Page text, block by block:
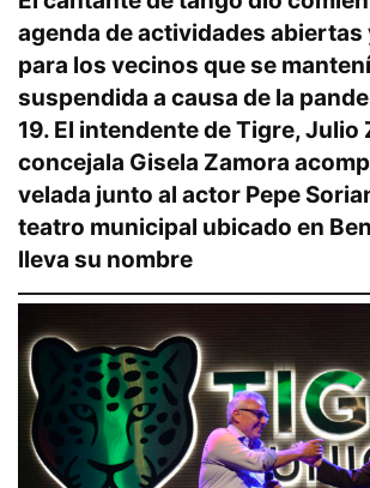
agenda de actividades
para los vecinos que se
suspendida a causa de la
19. El intendente de Tigre, Julio
concejala Gisela Zamora
velada junto al actor Pepe
teatro municipal ubicado en
lleva su nombre